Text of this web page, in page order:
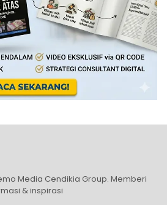
Media Cendikia Group. Memberi
& inspirasi